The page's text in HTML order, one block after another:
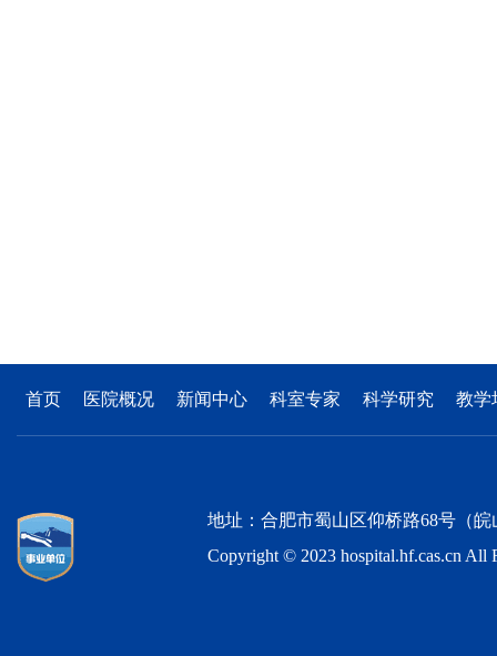
首页 医院概况 新闻中心 科室专家 科学研究 教
地址：合肥市蜀山区仰桥路68号（皖
Copyright © 2023 hospital.hf.cas.cn